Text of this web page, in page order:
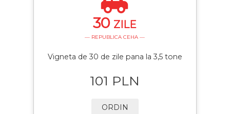
30 ZILE
— REPUBLICA CEHA —
Vigneta de 30 de zile pana la 3,5 tone
101 PLN
ORDIN